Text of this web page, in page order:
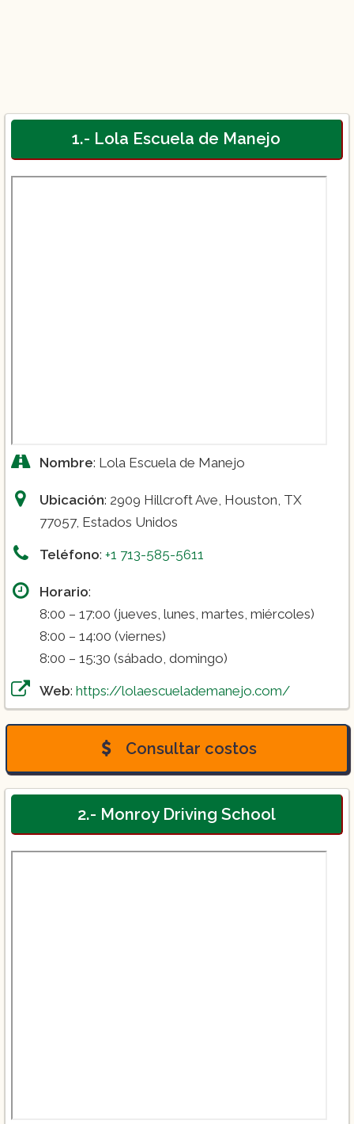
1.- Lola Escuela de Manejo
Nombre: Lola Escuela de Manejo
Ubicación: 2909 Hillcroft Ave, Houston, TX
77057, Estados Unidos
Teléfono: +1 713-585-5611
Horario:
8:00 – 17:00 (jueves, lunes, martes, miércoles)
8:00 – 14:00 (viernes)
8:00 – 15:30 (sábado, domingo)
Web: https://lolaescuelademanejo.com/
Consultar costos
2.- Monroy Driving School